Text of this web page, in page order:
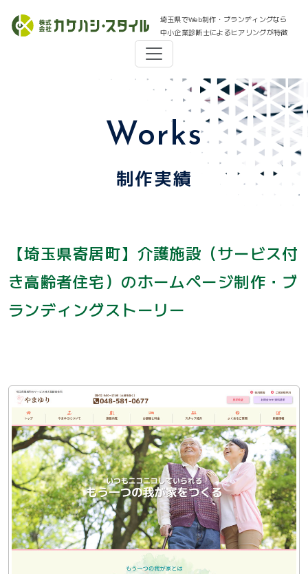
埼玉県でWeb制作・ブランディングなら
中小企業診断士によるヒアリングが特徴
Works
制作実績
【埼玉県寄居町】介護施設（サービス付
き高齢者住宅）のホームページ制作・ブ
ランディングストーリー